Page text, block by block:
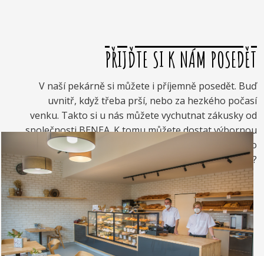
PŘIJĎTE SI K NÁM POSEDĚT
V naší pekárně si můžete i příjemně posedět. Buď
uvnitř, když třeba prší, nebo za hezkého počasí
venku. Takto si u nás můžete vychutnat zákusky od
společnosti BENEA. K tomu můžete dostat výbornou
kávou. Nebo si raději dáte zrmzlinový pohár nebo
vynikající točenou zmrzlinu?